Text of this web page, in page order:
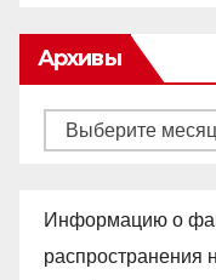
Архивы
Архивы
Информацию о
распространения